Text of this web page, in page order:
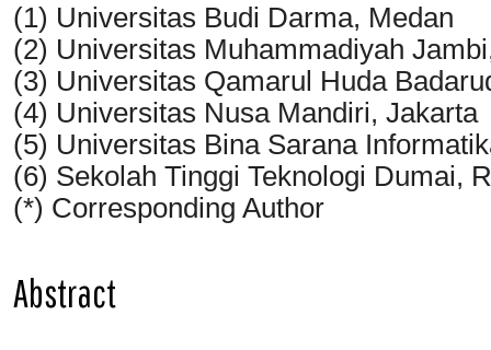
(1) Universitas Budi Darma, Medan
(2) Universitas Muhammadiyah
(3) Universitas Qamarul Huda
(4) Universitas Nusa Mandiri, Jakarta
(5) Universitas Bina Sarana
(6) Sekolah Tinggi Teknologi Dumai,
(*) Corresponding Author
Abstract